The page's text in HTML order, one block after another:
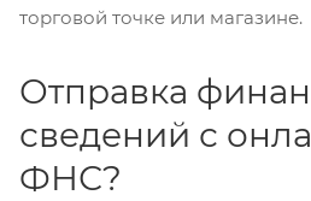
торговой точке или магазине.
Отправка
сведений с
ФНС?